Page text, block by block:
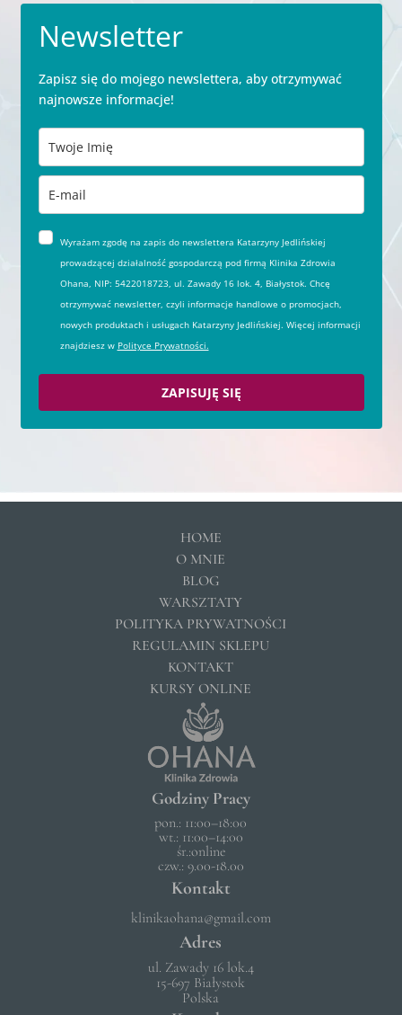
Newsletter
Zapisz się do mojego newslettera, aby otrzymywać
najnowsze informacje!
Wyrażam zgodę na zapis do newslettera Katarzyny Jedlińskiej
prowadzącej działalność gospodarczą pod firmą Klinika Zdrowia
Ohana, NIP: 5422018723, ul. Zawady 16 lok. 4, Białystok. Chcę
otrzymywać newsletter, czyli informacje handlowe o promocjach,
nowych produktach i usługach Katarzyny Jedlińskiej. Więcej informacji
znajdziesz w Polityce Prywatności.
ZAPISUJĘ SIĘ
HOME
O MNIE
BLOG
WARSZTATY
POLITYKA PRYWATNOŚCI
REGULAMIN SKLEPU
KONTAKT
KURSY ONLINE
Godziny Pracy
pon.: 11:00–18:00
wt.: 11:00–14:00
śr.:online
czw.: 9.00-18.00
Kontakt
klinikaohana@gmail.com
Adres
ul. Zawady 16 lok.4
15-697 Białystok
Polska